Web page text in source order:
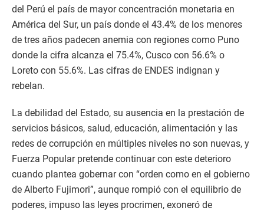
del Perú el país de mayor concentración monetaria en
América del Sur, un país donde el 43.4% de los menores
de tres años padecen anemia con regiones como Puno
donde la cifra alcanza el 75.4%, Cusco con 56.6% o
Loreto con 55.6%. Las cifras de ENDES indignan y
rebelan.
La debilidad del Estado, su ausencia en la prestación de
servicios básicos, salud, educación, alimentación y las
redes de corrupción en múltiples niveles no son nuevas, y
Fuerza Popular pretende continuar con este deterioro
cuando plantea gobernar con “orden como en el gobierno
de Alberto Fujimori”, aunque rompió con el equilibrio de
poderes, impuso las leyes procrimen, exoneró de